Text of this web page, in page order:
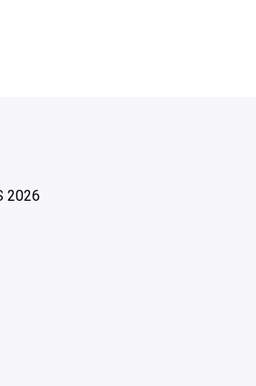
2026